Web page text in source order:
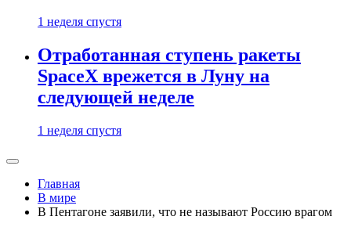
1 неделя спустя
Отработанная ступень ракеты
SpaceX врежется в Луну на
следующей неделе
1 неделя спустя
Главная
В мире
В Пентагоне заявили, что не называют Россию врагом